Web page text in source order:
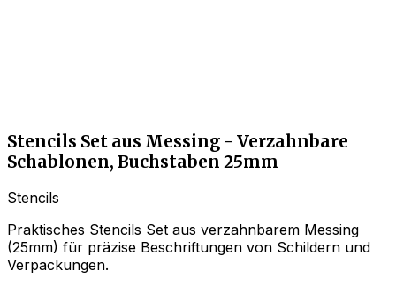
Stencils Set aus Messing - Verzahnbare
Schablonen, Buchstaben 25mm
Stencils
Praktisches Stencils Set aus verzahnbarem Messing
(25mm) für präzise Beschriftungen von Schildern und
Verpackungen.